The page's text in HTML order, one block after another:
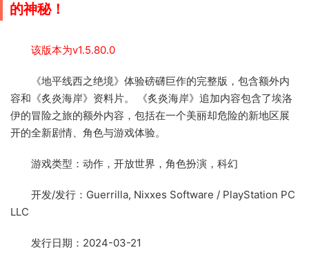
的神秘！
该版本为v1.5.80.0
《地平线西之绝境》体验磅礴巨作的完整版，包含额外内
容和《炙炎海岸》资料片。 《炙炎海岸》追加内容包含了埃洛
伊的冒险之旅的额外内容，包括在一个美丽却危险的新地区展
开的全新剧情、角色与游戏体验。
游戏类型：动作，开放世界，角色扮演，科幻
开发/发行：Guerrilla, Nixxes Software / PlayStation PC
LLC
发行日期：2024-03-21